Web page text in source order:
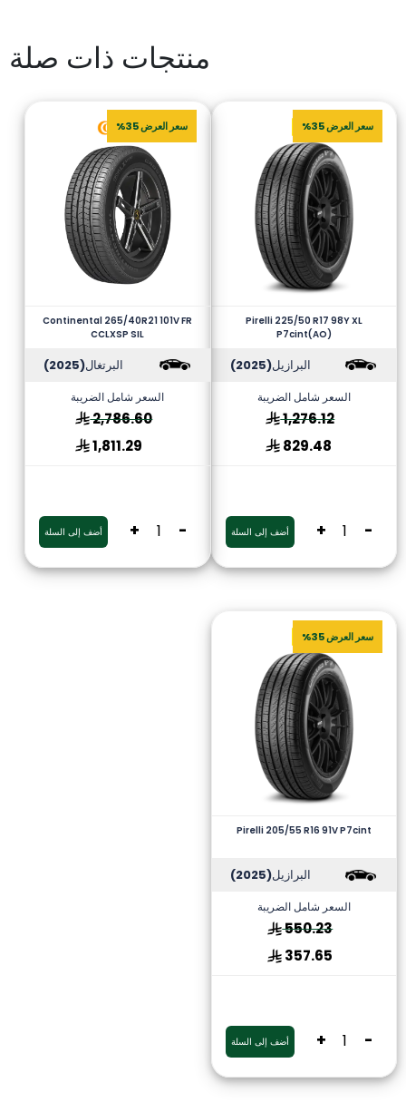
منتجات ذات صلة
سعر العرض 35%
Pirelli 225/50 R17 98Y XL
P7cint(AO)
البرازيل(2025)
السعر شامل الضريبة
1,276.12
829.48
-
+ أضف إلى السلة
سعر العرض 35%
Continental 265/40R21 101V FR
CCLXSP SIL
البرتغال(2025)
السعر شامل الضريبة
2,786.60
1,811.29
-
+ أضف إلى السلة
سعر العرض 35%
Pirelli 205/55 R16 91V P7cint
البرازيل(2025)
السعر شامل الضريبة
550.23
357.65
-
+ أضف إلى السلة